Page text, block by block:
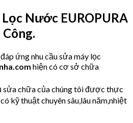
Nước EUROPURA
ứng nhu cầu sửa máy lọc
hiện có cơ sở chữa
sửa chữa của chúng tôi được thực
kỹ thuật chuyên sâu,lâu năm,nhiệt